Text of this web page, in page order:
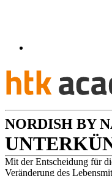
NORDISH BY
Mit der Entscheidung für
Veränderung des